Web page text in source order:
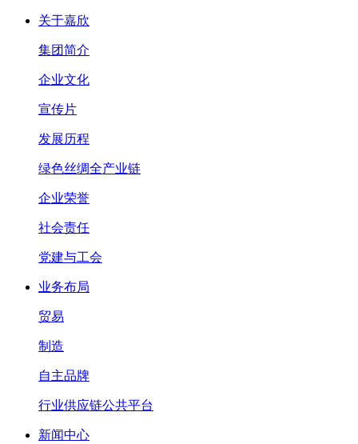
关于嘉欣
集团简介
企业文化
宣传片
发展历程
绿色丝绸全产业链
企业荣誉
社会责任
党建与工会
业务布局
贸易
制造
自主品牌
行业供应链公共平台
新闻中心